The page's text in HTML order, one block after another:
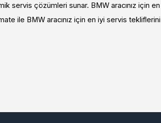
servis çözümleri sunar. BMW aracınız için
ile BMW aracınız için en iyi servis tekliflerini